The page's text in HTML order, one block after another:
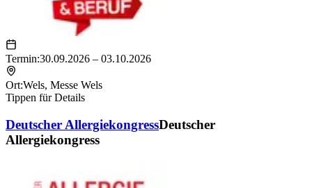
Termin:30.09.2026 – 03.10.2026
Ort:Wels, Messe Wels
Tippen für Details
Deutscher AllergiekongressDeutscher
Allergiekongress